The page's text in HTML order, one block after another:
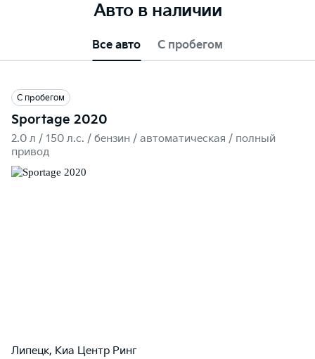
Авто в наличии
Все авто С пробегом
С пробегом
Sportage 2020
2.0 л / 150 л.c. / бензин / автоматическая / полный
привод
Липецк, Киа Центр Ринг